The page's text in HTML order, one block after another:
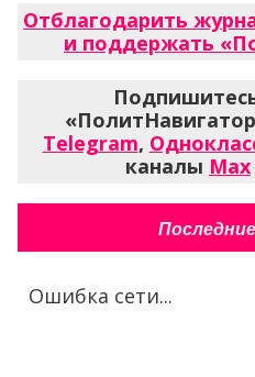
Отблагодарить
и поддержать
Telegram,
каналы Max
Ошибка сети...